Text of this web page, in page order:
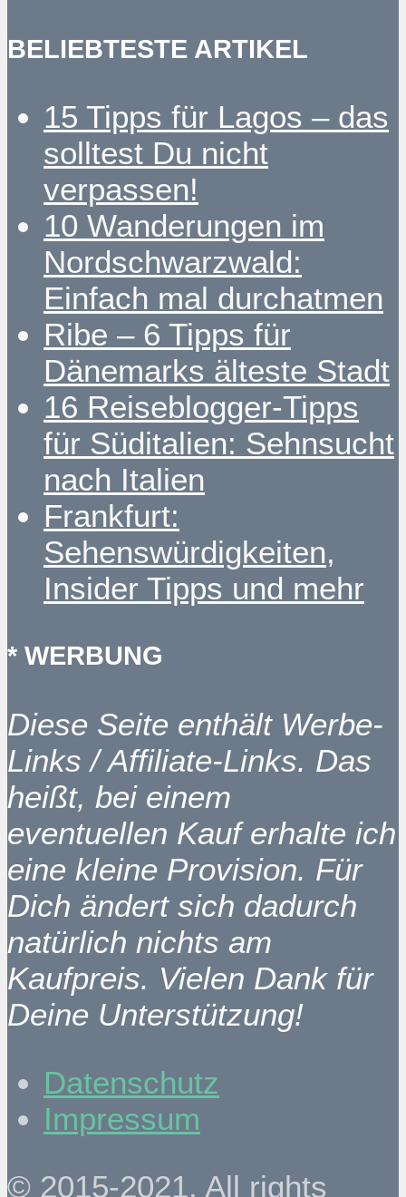
BELIEBTESTE ARTIKEL
15 Tipps für Lagos – das
solltest Du nicht
verpassen!
10 Wanderungen im
Nordschwarzwald:
Einfach mal durchatmen
Ribe – 6 Tipps für
Dänemarks älteste Stadt
16 Reiseblogger-Tipps
für Süditalien: Sehnsucht
nach Italien
Frankfurt:
Sehenswürdigkeiten,
Insider Tipps und mehr
* WERBUNG
Diese Seite enthält Werbe-
Links / Affiliate-Links. Das
heißt, bei einem
eventuellen Kauf erhalte ich
eine kleine Provision. Für
Dich ändert sich dadurch
natürlich nichts am
Kaufpreis. Vielen Dank für
Deine Unterstützung!
Datenschutz
Impressum
© 2015-2021. All rights